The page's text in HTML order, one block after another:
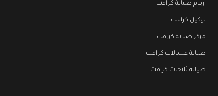
ارقام صيانة كرافت
توكيل كرافت
مركز صيانة كرافت
صيانة غسالات كرافت
صيانة ثلاجات كرافت